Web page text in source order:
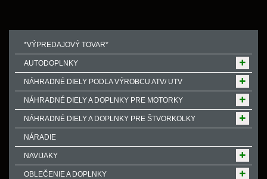
*VÝPREDAJOVÝ TOVAR*
AUTODOPLNKY
NÁHRADNÉ DIELY PODĽA VÝROBCU ATV/ UTV
NÁHRADNÉ DIELY A DOPLNKY PRE MOTORKY
NÁHRADNÉ DIELY A DOPLNKY PRE ŠTVORKOLKY
NÁRADIE
NAVIJAKY
OBLEČENIE A DOPLNKY